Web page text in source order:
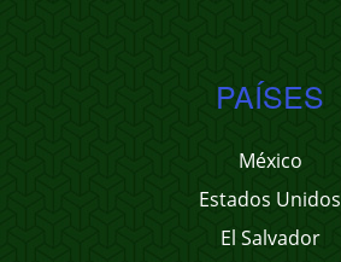
PAÍSES
México
Estados Unidos
El Salvador